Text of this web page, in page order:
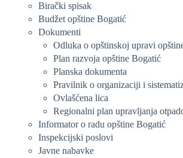
Birački spisak
Budžet opštine Bogatić
Dokumenti
Odluka o opštinskoj upravi
Plan razvoja opštine Bogatić
Planska dokumenta
Pravilnik o organizaciji i
Ovlašćena lica
Regionalni plan upravljanja
Informator o radu opštine Bogatić
Inspekcijski poslovi
Javne nabavke